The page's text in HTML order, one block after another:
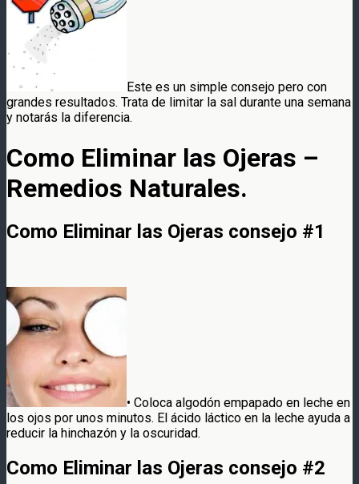
Este es un simple consejo pero con
grandes resultados. Trata de limitar la sal durante una semana
y notarás la diferencia.
Como Eliminar las Ojeras –
Remedios Naturales.
Como Eliminar las Ojeras consejo #1
• Coloca algodón empapado en leche en
los ojos por unos minutos. El ácido láctico en la leche ayuda a
reducir la hinchazón y la oscuridad.
Como Eliminar las Ojeras consejo #2